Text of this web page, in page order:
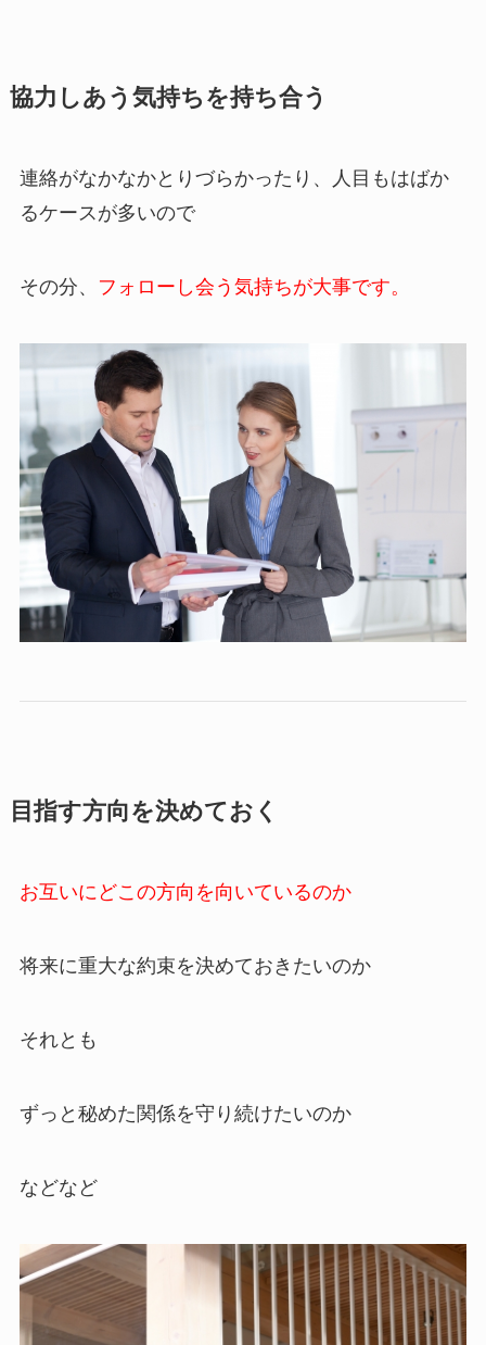
協力しあう気持ちを持ち合う
連絡がなかなかとりづらかったり、人目もはばか
るケースが多いので
その分、 フォローし会う気持ちが大事です。
目指す方向を決めておく
お互いにどこの方向を向いているのか
将来に重大な約束を決めておきたいのか
それとも
ずっと秘めた関係を守り続けたいのか
などなど